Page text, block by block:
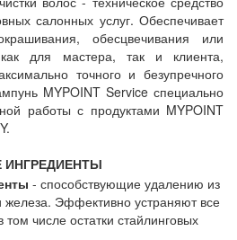
салонных услуг. Обеспечивает
обесцвечивания или
для мастера, так и клиента,
точного и безупречного
MYPOINT Service специально
работы с продуктами MYPOINT
- способствующие удалению из
железа. Эффективно устраняют все
том числе остатки стайлинговых